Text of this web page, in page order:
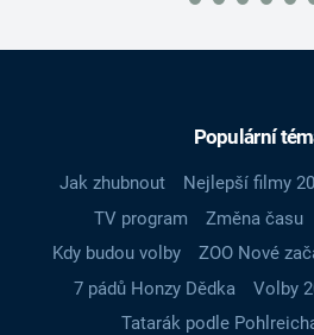
Populární
Jak zhubnout Nejlepší filmy
TV program
Změna času
Kdy budou volby
ZOO Nové
7 pádů Honzy Dědka
Volby
Tatarák podle